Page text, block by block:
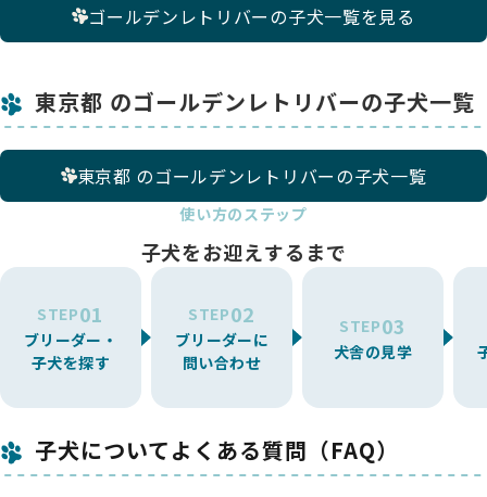
ゴールデンレトリバーの子犬一覧を見る
東京都 のゴールデンレトリバーの子犬一覧
東京都 のゴールデンレトリバーの子犬一覧
使い方のステップ
子犬をお迎えするまで
STEP01
ブリーダー・
子犬を探す
STEP02
ブリーダーに
問い合わせ
STEP03
犬舎の見学
子犬についてよくある質問（FAQ）